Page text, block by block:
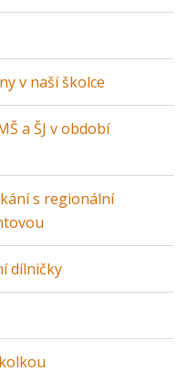
v naší školce
a ŠJ v období
s regionální
dílničky